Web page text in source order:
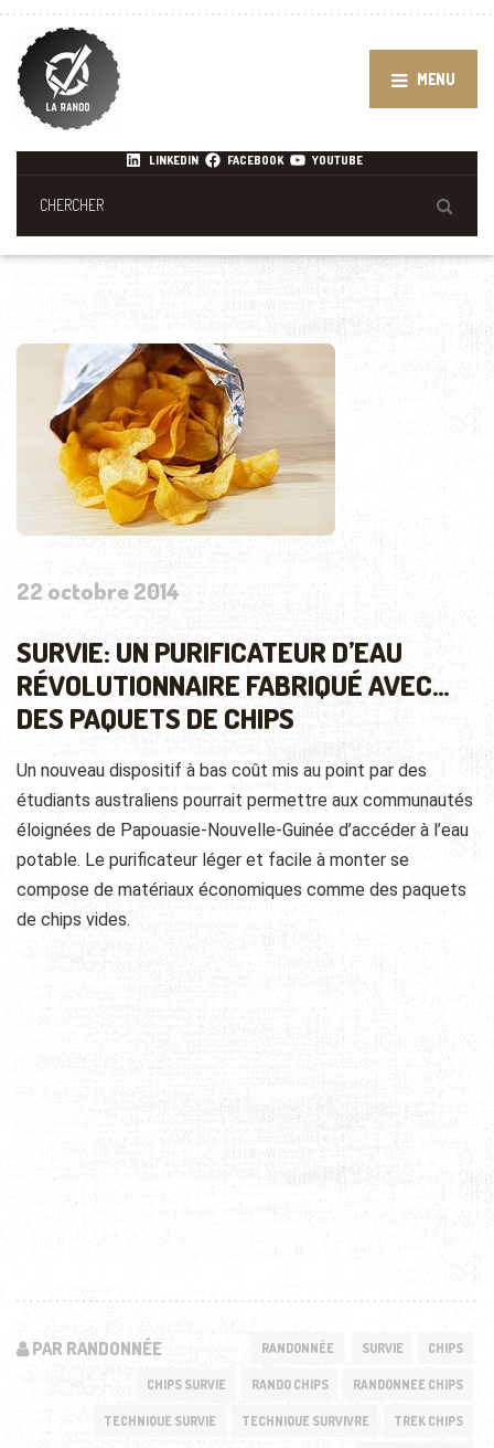
MENU
LINKEDIN FACEBOOK YOUTUBE
22 octobre 2014
SURVIE: UN PURIFICATEUR D’EAU
RÉVOLUTIONNAIRE FABRIQUÉ AVEC…
DES PAQUETS DE CHIPS
Un nouveau dispositif à bas coût mis au point par des
étudiants australiens pourrait permettre aux communautés
éloignées de Papouasie-Nouvelle-Guinée d’accéder à l’eau
potable. Le purificateur léger et facile à monter se
compose de matériaux économiques comme des paquets
de chips vides.
PAR RANDONNÉE RANDONNÉE SURVIE CHIPS
CHIPS SURVIE RANDO CHIPS RANDONNEE CHIPS
TECHNIQUE SURVIE TECHNIQUE SURVIVRE TREK CHIPS